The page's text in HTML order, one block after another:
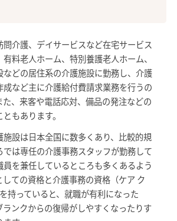
介護、デイサービスなど在宅サービス
料老人ホーム、特別養護老人ホーム、
どの居住系の介護施設に勤務し、介護
など主に介護給付費請求業務を行うの
、来客や電話応対、備品の発注などの
もあります。
設は日本全国に数多くあり、比較的規
は専任の介護事務スタッフが勤務して
員を兼任しているところも多くあるよう
ての資格と介護事務の資格（ケア ク
持っていると、就職が有利になった
ランクからの復帰がしやすくなったりす